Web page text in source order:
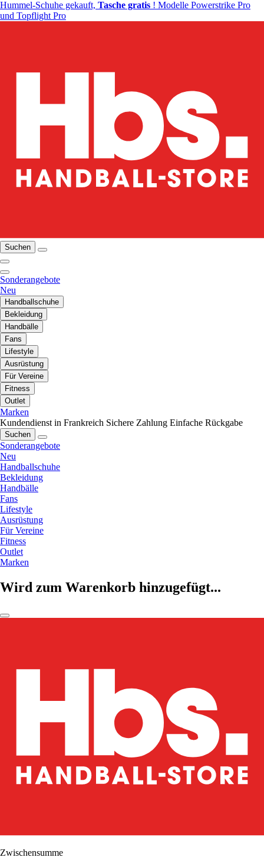
Hummel-Schuhe gekauft, Tasche gratis ! Modelle Powerstrike Pro
und Topflight Pro
Suchen
Sonderangebote
Neu
Handballschuhe
Bekleidung
Handbälle
Fans
Lifestyle
Ausrüstung
Für Vereine
Fitness
Outlet
Marken
Kundendienst in Frankreich Sichere Zahlung Einfache Rückgabe
Suchen
Sonderangebote
Neu
Handballschuhe
Bekleidung
Handbälle
Fans
Lifestyle
Ausrüstung
Für Vereine
Fitness
Outlet
Marken
Wird zum Warenkorb hinzugefügt...
Zwischensumme